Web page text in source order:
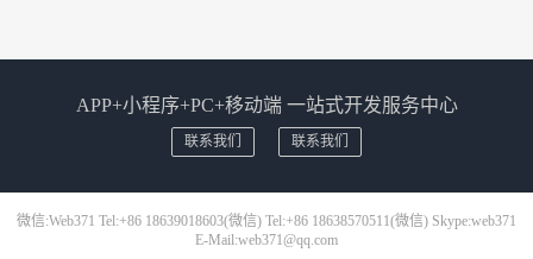
APP+小程序+PC+移动端 一站式开发服务中心
联系我们 联系我们
微信:Web371 Tel:+86 18639018603(微信) Tel:+86 18638570511(微信) Skype:web371
E-Mail:web371@qq.com